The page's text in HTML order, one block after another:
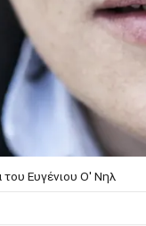
Ευγένιου Ο' Νηλ